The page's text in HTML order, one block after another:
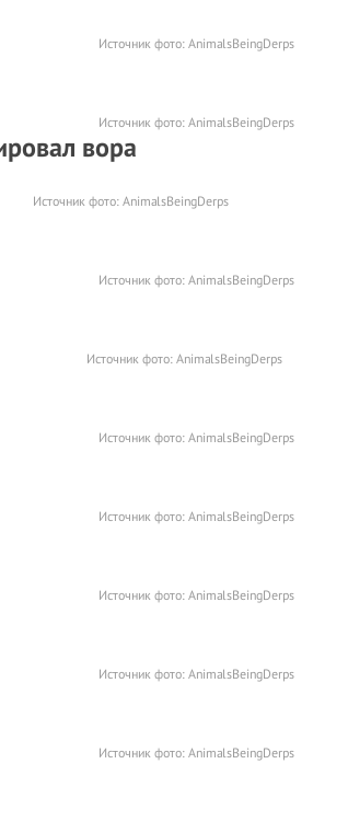
Источник фото: AnimalsBeingDerps
Источник фото: AnimalsBeingDerps
вора
Источник фото: AnimalsBeingDerps
Источник фото: AnimalsBeingDerps
Источник фото: AnimalsBeingDerps
Источник фото: AnimalsBeingDerps
Источник фото: AnimalsBeingDerps
Источник фото: AnimalsBeingDerps
Источник фото: AnimalsBeingDerps
Источник фото: AnimalsBeingDerps